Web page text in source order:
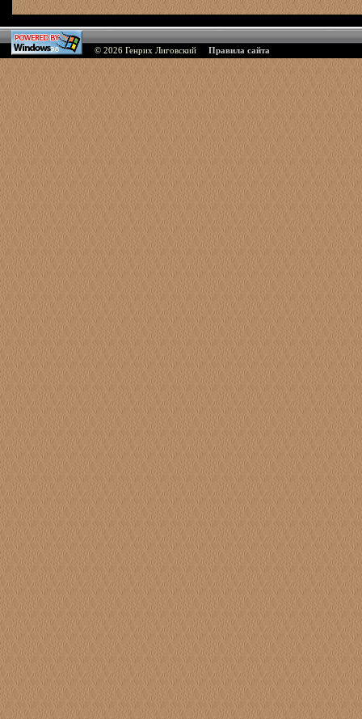
© 2026 Генрих Лиговский Правила сайта